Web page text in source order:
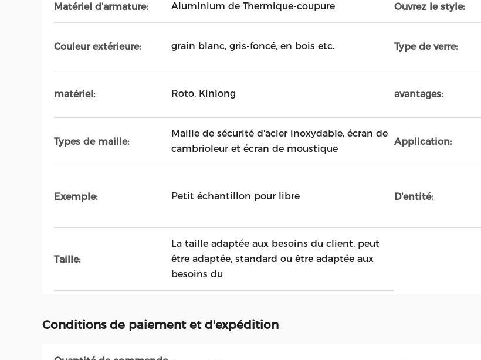
Matériel d'armature: Aluminium de Thermique-coupure Ouvrez le style:
Couleur extérieure: grain blanc, gris-foncé, en bois etc. Type de verre:
matériel: Roto, Kinlong avantages:
Types de maille:
Maille de sécurité d'acier inoxydable, écran de
cambrioleur et écran de moustique
Application:
Exemple: Petit échantillon pour libre D'entité:
Taille:
La taille adaptée aux besoins du client, peut
être adaptée, standard ou être adaptée aux
besoins du
Conditions de paiement et d'expédition